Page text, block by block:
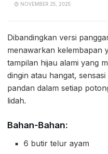
NOVEMBER 25, 2025
Dibandingkan versi
menawarkan kelembapan
tampilan hijau alami yang
dingin atau hangat,
pandan dalam setiap
lidah.
Bahan-Bahan:
6 butir telur ayam